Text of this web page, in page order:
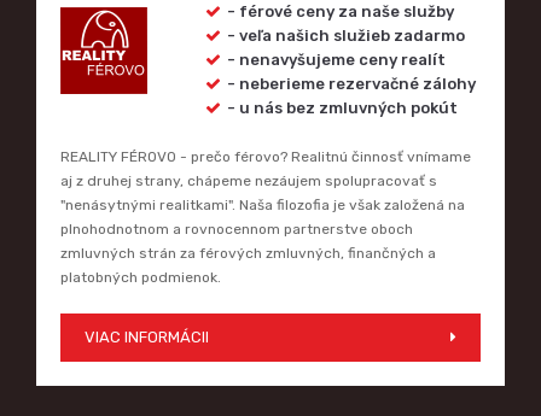
- férové ceny za naše služby
- veľa našich služieb zadarmo
- nenavyšujeme ceny realít
- neberieme rezervačné zálohy
- u nás bez zmluvných pokút
REALITY FÉROVO - prečo férovo? Realitnú činnosť vnímame
aj z druhej strany, chápeme nezáujem spolupracovať s
"nenásytnými realitkami". Naša filozofia je však založená na
plnohodnotnom a rovnocennom partnerstve oboch
zmluvných strán za férových zmluvných, finančných a
platobných podmienok.
VIAC INFORMÁCII